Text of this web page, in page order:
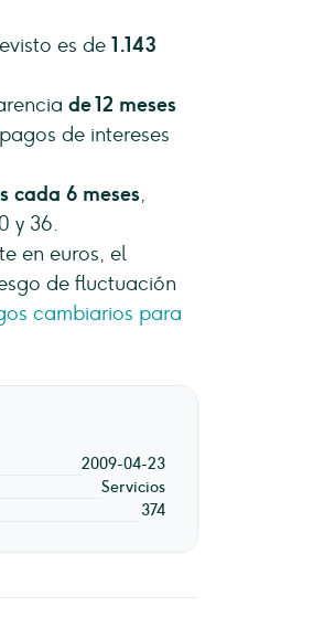
es de 1.143
de 12 meses
de intereses
cada 6 meses,
y 36.
en euros, el
de fluctuación
cambiarios para
2009-04-23
Servicios
374